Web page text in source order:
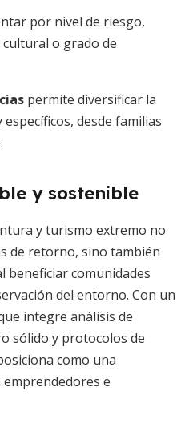
por nivel de riesgo,
o grado de
permite diversificar la
desde familias
y sostenible
y turismo extremo no
de retorno, sino también
beneficiar comunidades
del entorno. Con un
integre análisis de
sólido y protocolos de
como una
e